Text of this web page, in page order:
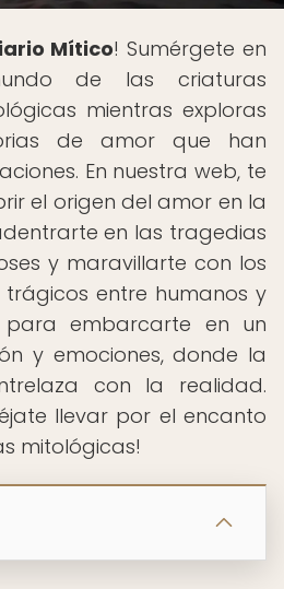
Mítico! Sumérgete en
de las criaturas
mientras exploras
de amor que han
En nuestra web, te
el origen del amor en la
en las tragedias
y maravillarte con los
entre humanos y
para embarcarte en un
y emociones, donde la
con la realidad.
llevar por el encanto
mitológicas!